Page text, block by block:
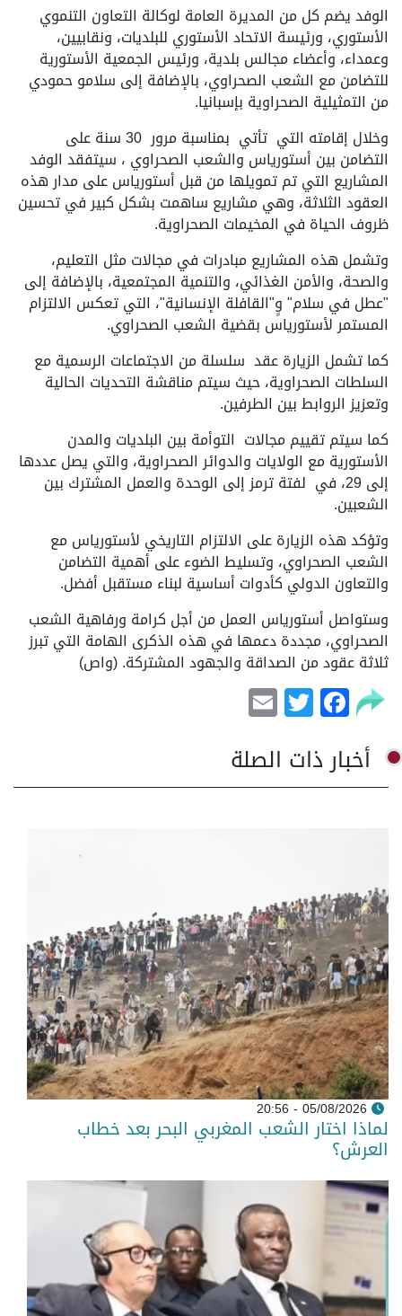
الوفد يضم كل من المديرة العامة لوكالة التعاون التنموي
الأستوري، ورئيسة الاتحاد الأستوري للبلديات، ونقابيين،
وعمداء، وأعضاء مجالس بلدية، ورئيس الجمعية الأستورية
للتضامن مع الشعب الصحراوي، بالإضافة إلى سلامو حمودي
من التمثيلية الصحراوية بإسبانيا.
وخلال إقامته التي تأتي بمناسبة مرور 30 سنة على
التضامن بين أستورياس والشعب الصحراوي ، سيتفقد الوفد
المشاريع التي تم تمويلها من قبل أستورياس على مدار هذه
العقود الثلاثة، وهي مشاريع ساهمت بشكل كبير في تحسين
ظروف الحياة في المخيمات الصحراوية.
وتشمل هذه المشاريع مبادرات في مجالات مثل التعليم،
والصحة، والأمن الغذائي، والتنمية المجتمعية، بالإضافة إلى
"عطل في سلام" وٍ"القافلة الإنسانية"، التي تعكس الالتزام
المستمر لأستورياس بقضية الشعب الصحراوي.
كما تشمل الزيارة عقد سلسلة من الاجتماعات الرسمية مع
السلطات الصحراوية، حيث سيتم مناقشة التحديات الحالية
وتعزيز الروابط بين الطرفين.
كما سيتم تقييم مجالات التوأمة بين البلديات والمدن
الأستورية مع الولايات والدوائر الصحراوية، والتي يصل عددها
إلى 29، في لفتة ترمز إلى الوحدة والعمل المشترك بين
الشعبين.
وتؤكد هذه الزيارة على الالتزام التاريخي لأستورياس مع
الشعب الصحراوي، وتسليط الضوء على أهمية التضامن
والتعاون الدولي كأدوات أساسية لبناء مستقبل أفضل.
وستواصل أستورياس العمل من أجل كرامة ورفاهية الشعب
الصحراوي، مجددة دعمها في هذه الذكرى الهامة التي تبرز
ثلاثة عقود من الصداقة والجهود المشتركة. (واص)
Facebook
Twitter
أخبار ذات الصلة
05/08/2026 - 20:56
لماذا اختار الشعب المغربي البحر بعد خطاب
العرش؟